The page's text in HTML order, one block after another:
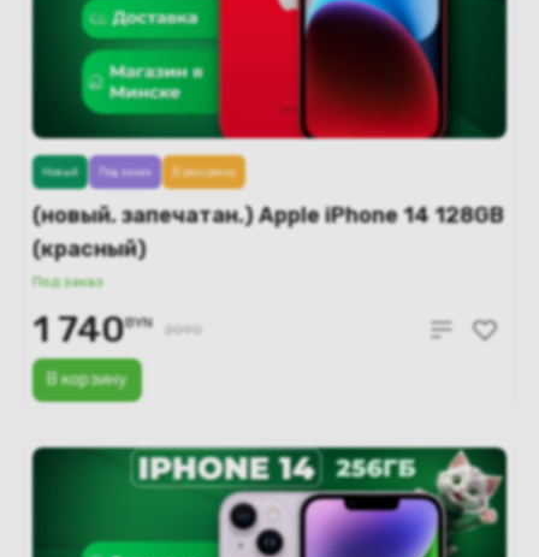
(новый. запечатан.) Apple iPhone 14 128GB
(красный)
Под заказ
В корзину
Новый Под заказ В рассрочку
1 740BYN 2090